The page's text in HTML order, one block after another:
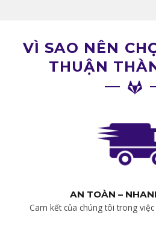
VÌ SAO NÊN
THUẬN
AN TOÀN –
Cam kết của chúng tôi trong